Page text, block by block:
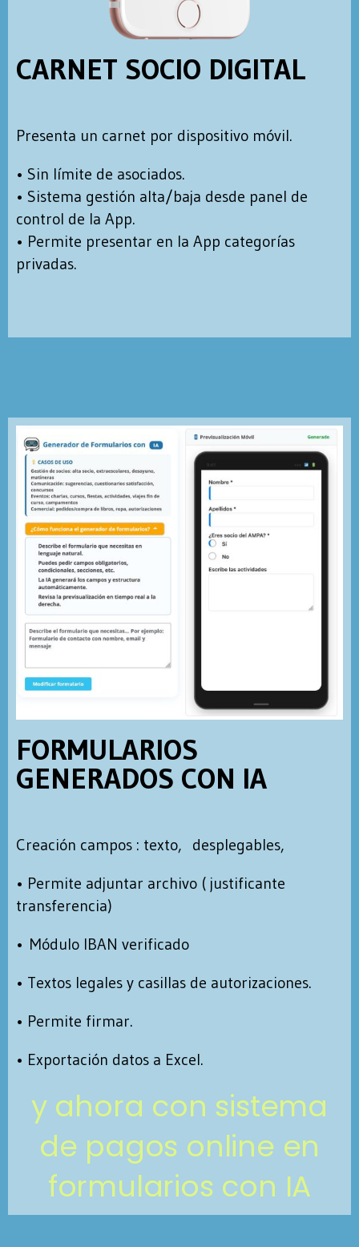
CARNET SOCIO DIGITAL
Presenta un carnet por dispositivo móvil.
• Sin límite de asociados.
• Sistema gestión alta/baja desde panel de
control de la App.
• Permite presentar en la App categorías
privadas.
FORMULARIOS
GENERADOS CON IA
Creación campos : texto, desplegables,
• Permite adjuntar archivo ( justificante
transferencia)
• Módulo IBAN verificado
• Textos legales y casillas de autorizaciones.
• Permite firmar.
• Exportación datos a Excel.
y ahora con sistema
de pagos online en
formularios con IA